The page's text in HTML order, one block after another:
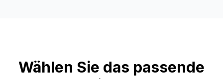
Wählen Sie das passende